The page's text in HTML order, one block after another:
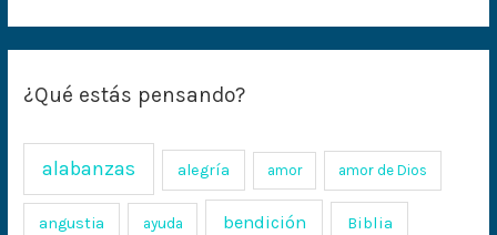
¿Qué estás pensando?
alabanzas alegría amor amor de Dios
angustia ayuda bendición Biblia